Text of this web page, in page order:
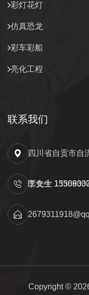
彩灯花灯
仿真恐龙
彩车彩船
亮化工程
联系我们
四川省自贡市自
匡先生
李女士
Copyright ©